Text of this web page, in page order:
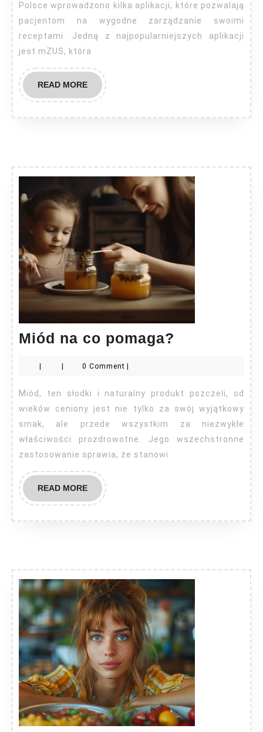
Polsce wprowadzono kilka aplikacji, które pozwalają
pacjentom na wygodne zarządzanie swoimi
receptami. Jedną z najpopularniejszych aplikacji
jest mZUS, która
READ MOREREAD
MORE
Miód na co pomaga?
pomaga?
| | 0 Comment |
Miód, ten słodki i naturalny produkt pszczeli, od
wieków ceniony jest nie tylko za swój wyjątkowy
smak, ale przede wszystkim za niezwykłe
właściwości prozdrowotne. Jego wszechstronne
zastosowanie sprawia, że stanowi
READ MOREREAD
MORE